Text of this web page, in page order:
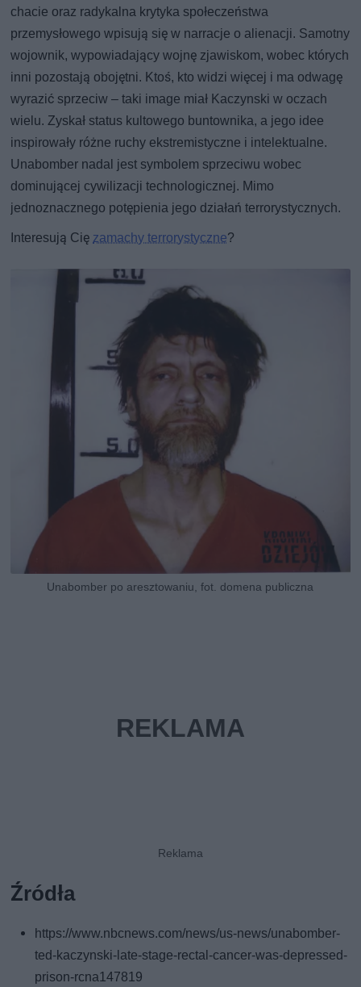
chacie oraz radykalna krytyka społeczeństwa
przemysłowego wpisują się w narracje o alienacji. Samotny
wojownik, wypowiadający wojnę zjawiskom, wobec których
inni pozostają obojętni. Ktoś, kto widzi więcej i ma odwagę
wyrazić sprzeciw – taki image miał Kaczynski w oczach
wielu. Zyskał status kultowego buntownika, a jego idee
inspirowały różne ruchy ekstremistyczne i intelektualne.
Unabomber nadal jest symbolem sprzeciwu wobec
dominującej cywilizacji technologicznej. Mimo
jednoznacznego potępienia jego działań terrorystycznych.
Interesują Cię zamachy terrorystyczne?
Unabomber po aresztowaniu, fot. domena publiczna
Źródła
https://www.nbcnews.com/news/us-news/unabomber-
ted-kaczynski-late-stage-rectal-cancer-was-depressed-
prison-rcna147819